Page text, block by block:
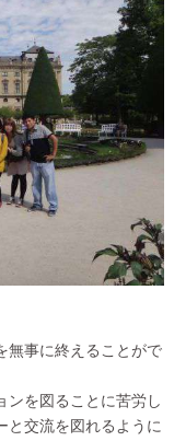
無事に終えることがで
ンを図ることに苦労し
と交流を図れるように